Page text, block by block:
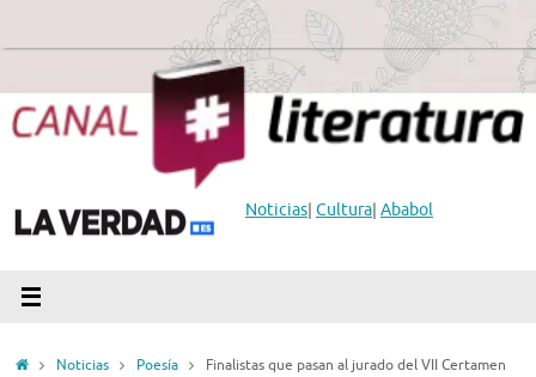
Noticias| Cultura| Ababol
InicioNoticias Poesía
Finalistas que pasan al jurado del VII Certamen